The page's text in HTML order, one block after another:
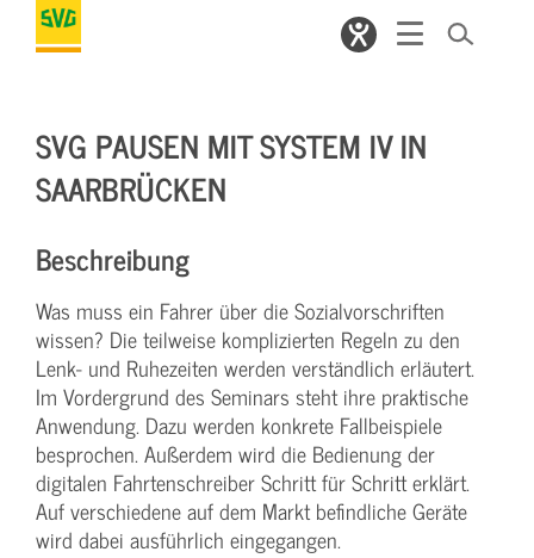
SVG PAUSEN MIT SYSTEM IV IN
SAARBRÜCKEN
Beschreibung
Was muss ein Fahrer über die Sozialvorschriften
wissen? Die teilweise komplizierten Regeln zu den
Lenk- und Ruhezeiten werden verständlich erläutert.
Im Vordergrund des Seminars steht ihre praktische
Anwendung. Dazu werden konkrete Fallbeispiele
besprochen. Außerdem wird die Bedienung der
digitalen Fahrtenschreiber Schritt für Schritt erklärt.
Auf verschiedene auf dem Markt befindliche Geräte
wird dabei ausführlich eingegangen.